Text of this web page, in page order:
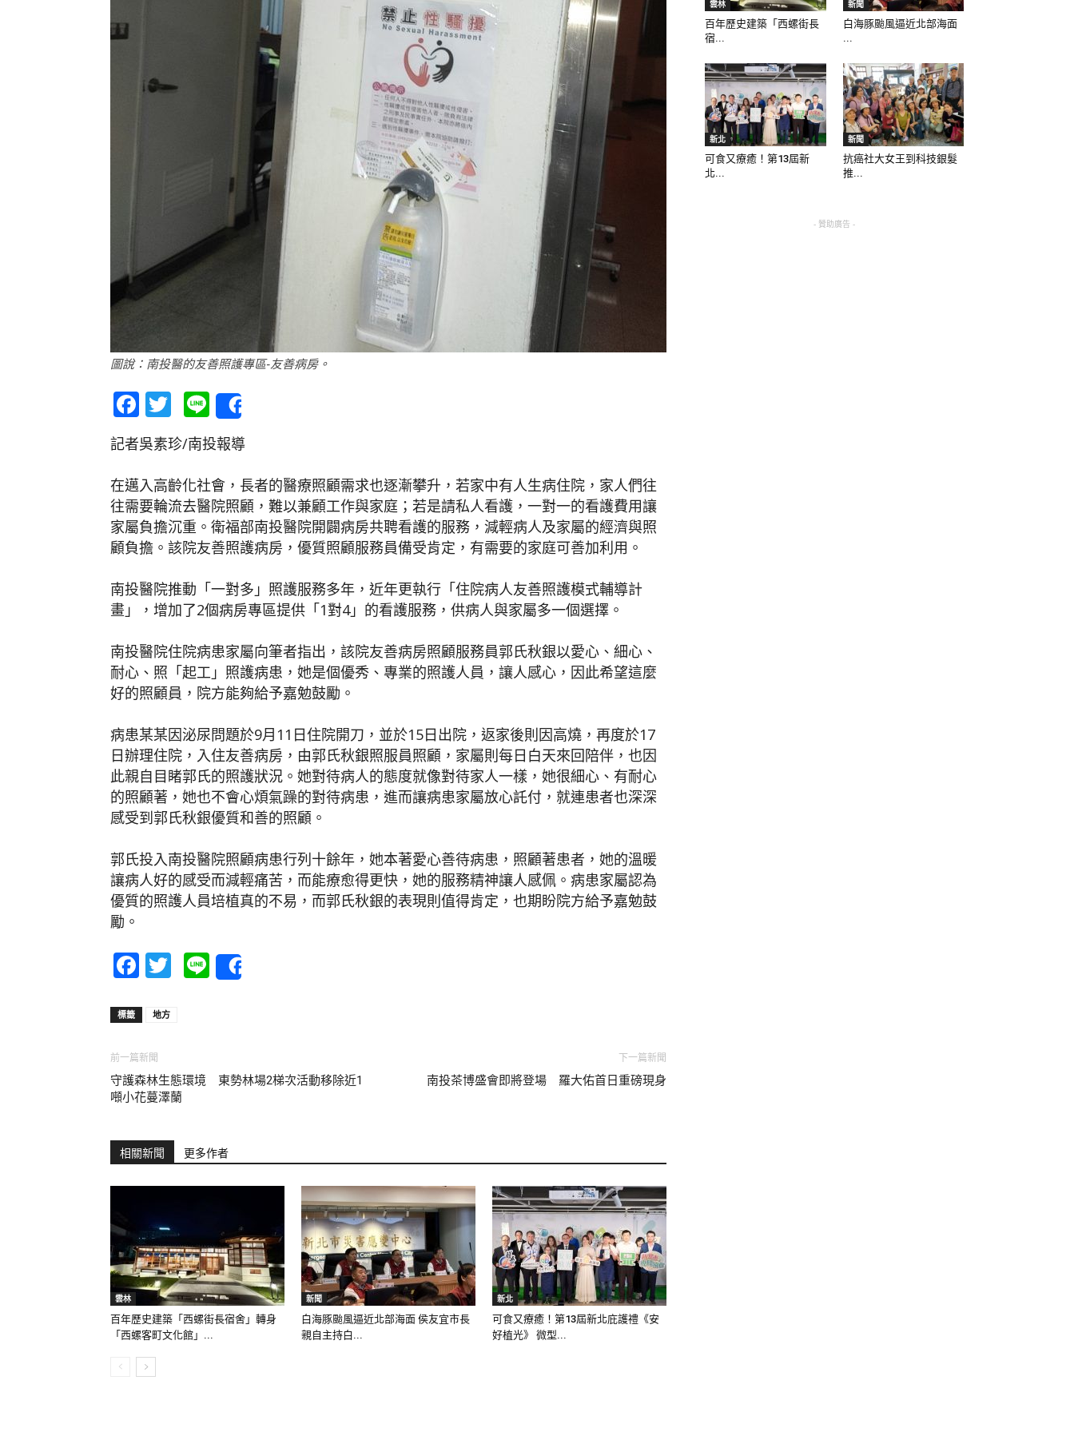
網
圖說：南投醫的友善照護專區-友善病房。
Facebook
Twitter
Line
記者吳素珍/南投報導
在邁入高齡化社會，長者的醫療照顧需求也逐漸攀升，若家中有人生病住院，家人們往
往需要輪流去醫院照顧，難以兼顧工作與家庭；若是請私人看護，一對一的看護費用讓
家屬負擔沉重。衛福部南投醫院開闢病房共聘看護的服務，減輕病人及家屬的經濟與照
顧負擔。該院友善照護病房，優質照顧服務員備受肯定，有需要的家庭可善加利用。
南投醫院推動「一對多」照護服務多年，近年更執行「住院病人友善照護模式輔導計
畫」，增加了2個病房專區提供「1對4」的看護服務，供病人與家屬多一個選擇。
南投醫院住院病患家屬向筆者指出，該院友善病房照顧服務員郭氏秋銀以愛心、細心、
耐心、照「起工」照護病患，她是個優秀、專業的照護人員，讓人感心，因此希望這麼
好的照顧員，院方能夠給予嘉勉鼓勵。
病患某某因泌尿問題於9月11日住院開刀，並於15日出院，返家後則因高燒，再度於17
日辦理住院，入住友善病房，由郭氏秋銀照服員照顧，家屬則每日白天來回陪伴，也因
此親自目睹郭氏的照護狀況。她對待病人的態度就像對待家人一樣，她很細心、有耐心
的照顧著，她也不會心煩氣躁的對待病患，進而讓病患家屬放心託付，就連患者也深深
感受到郭氏秋銀優質和善的照顧。
郭氏投入南投醫院照顧病患行列十餘年，她本著愛心善待病患，照顧著患者，她的溫暖
讓病人好的感受而減輕痛苦，而能療愈得更快，她的服務精神讓人感佩。病患家屬認為
優質的照護人員培植真的不易，而郭氏秋銀的表現則值得肯定，也期盼院方給予嘉勉鼓
勵。
Facebook
Twitter
Line
標籤 地方
前一篇新聞
守護森林生態環境 東勢林場2梯次活動移除近1
噸小花蔓澤蘭
下一篇新聞
南投茶博盛會即將登場 羅大佑首日重磅現身
相關新聞 更多作者
雲林
百年歷史建築「西螺街長宿舍」轉身
「西螺客町文化館」...
新聞
白海豚颱風逼近北部海面 侯友宜市長
親自主持白...
新北
可食又療癒！第13屆新北庇護禮《安
好植光》 微型...
雲林
百年歷史建築「西螺街長
宿...
新聞
白海豚颱風逼近北部海面
...
新北
可食又療癒！第13屆新
北...
新聞
抗癌社大女王到科技銀髮
推...
- 贊助廣告 -